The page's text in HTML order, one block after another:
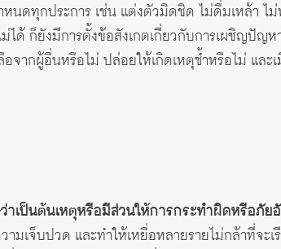
ดทุกประการ เช่น แต่งตัวมิดชิด ไม่ดื่มเหล้า ไ
ได้ ก็ยังมีการตั้งข้อสังเกตเกี่ยวกับการเผชิญปัญ
ากผู้อื่นหรือไม่ ปล่อยให้เกิดเหตุซ้ำหรือไม่ และ
เป็นต้นเหตุหรือมีส่วนให้การกระทำผิดหรือภั
ามเจ็บปวด และทำให้เหยื่อหลายรายไม่กล้าที่จ